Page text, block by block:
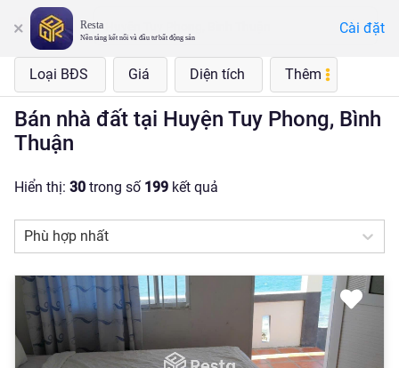
Resta
Nền tảng kết nối và đầu tư bất động sản
Cài đặt
Loại BĐS Giá Diện tích Thêm
Bán nhà đất tại Huyện Tuy Phong, Bình
Thuận
Hiển thị: 30 trong số 199 kết quả
Phù hợp nhất